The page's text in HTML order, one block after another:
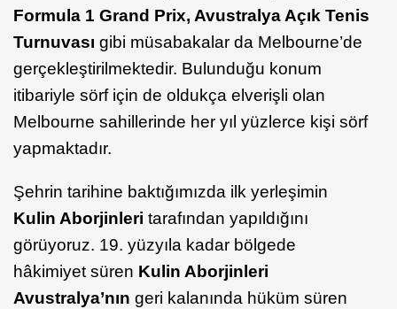
Formula 1 Grand Prix, Avustralya Açık Tenis
Turnuvası gibi müsabakalar da Melbourne’de
gerçekleştirilmektedir. Bulunduğu konum
itibariyle sörf için de oldukça elverişli olan
Melbourne sahillerinde her yıl yüzlerce kişi sörf
yapmaktadır.
Şehrin tarihine baktığımızda ilk yerleşimin
Kulin Aborjinleri tarafından yapıldığını
görüyoruz. 19. yüzyıla kadar bölgede
hâkimiyet süren Kulin Aborjinleri
Avustralya’nın geri kalanında hüküm süren